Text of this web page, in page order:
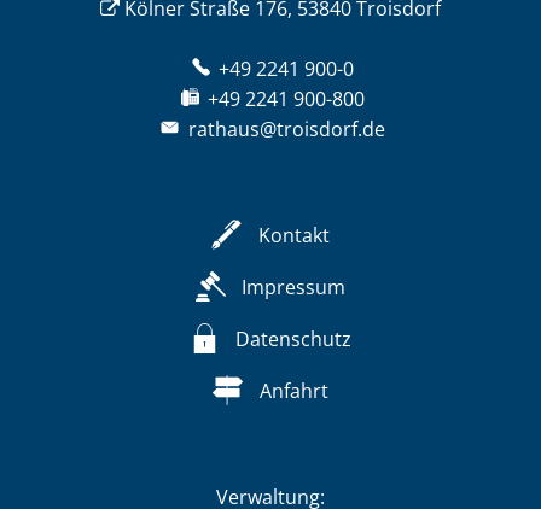
Kölner Straße 176, 53840 Troisdorf
+49 2241 900-0
+49 2241 900-800
rathaus@troisdorf.de
Kontakt
Impressum
Datenschutz
Anfahrt
Verwaltung: